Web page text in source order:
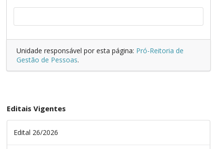
Unidade responsável por esta página: Pró-Reitoria de
Gestão de Pessoas.
Editais Vigentes
Edital 26/2026